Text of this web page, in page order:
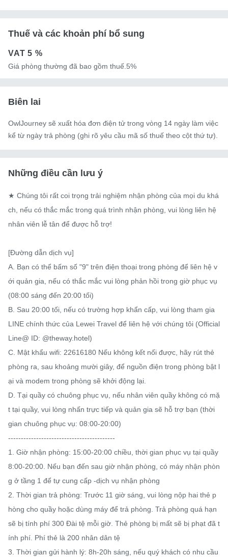
Thuế và các khoản phí bổ sung
VAT5 %
Giá phòng thường đã bao gồm thuế.5%
Biên lai
OwlJourney sẽ xuất hóa đơn điện tử trong vòng 14 ngày làm việc
kể từ ngày trả phòng (ghi rõ yêu cầu mã số thuế theo cột thứ tự).
Những điều cần lưu ý
★ Chúng tôi rất coi trọng trải nghiệm nhận phòng của mọi du khá
ch, nếu có thắc mắc trong quá trình nhận phòng, vui lòng liên hệ
nhân viên lễ tân để được hỗ trợ!
[Đường dẫn dịch vụ]
A. Bạn có thể bấm số "9" trên điện thoại trong phòng để liên hệ v
ới quản gia, nếu có thắc mắc vui lòng phản hồi trong giờ phục vụ
(08:00 sáng đến 20:00 tối)
B. Sau 20:00 tối, nếu có trường hợp khẩn cấp, vui lòng tham gia
LINE chính thức của Lewei Travel để liên hệ với chúng tôi (Official
Line@ ID: @theway.hotel)
C. Mật khẩu wifi: 22616180 Nếu không kết nối được, hãy rút thẻ
phòng ra, sau khoảng mười giây, để nguồn điện trong phòng bật l
ại và modem trong phòng sẽ khởi động lại.
D. Tại quầy có chuông phục vụ, nếu nhân viên quầy không có mặ
t tại quầy, vui lòng nhấn trực tiếp và quản gia sẽ hỗ trợ bạn (thời
gian chuông phục vụ: 08:00-20:00)
------------------------------------------
1. Giờ nhận phòng: 15:00-20:00 chiều, thời gian phục vụ tại quầy
8:00-20:00. Nếu bạn đến sau giờ nhận phòng, có máy nhận phòn
g ở tầng 1 để tự cung cấp -dịch vụ nhận phòng
2. Thời gian trả phòng: Trước 11 giờ sáng, vui lòng nộp hai thẻ p
hòng cho quầy hoặc dùng máy để trả phòng. Trả phòng quá hạn
sẽ bị tính phí 300 Đài tệ mỗi giờ. Thẻ phòng bị mất sẽ bị phạt đã t
ính phí. Phí thẻ là 200 nhân dân tệ
3. Thời gian gửi hành lý: 8h-20h sáng, nếu quý khách có nhu cầu